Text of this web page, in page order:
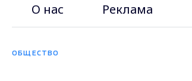
О нас Реклама
ОБЩЕСТВО